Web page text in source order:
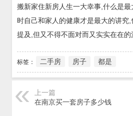
搬新家住新房人生一大幸事,什么是
时自己和家人的健康才是最大的讲究
提及,但又不得不面对而又实实在在的
标签： 二手房 房子 都是
上一篇
在南京买一套房子多少钱